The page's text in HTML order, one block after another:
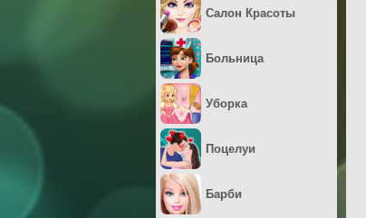
Салон Красоты
Больница
Уборка
Поцелуи
Барби